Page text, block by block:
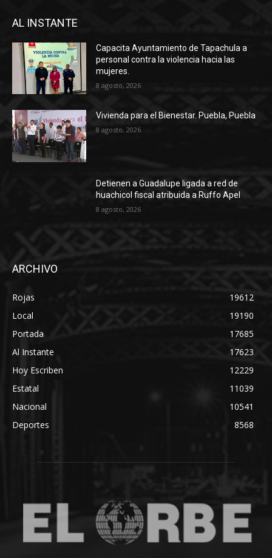
AL INSTANTE
Capacita Ayuntamiento de Tapachula a
personal contra la violencia hacia las
mujeres.
8 agosto, 2026
Vivienda para el Bienestar. Puebla, Puebla
8 agosto, 2026
Detienen a Guadalupe ligada a red de
huachicol fiscal atribuida a Ruffo Apel
8 agosto, 2026
ARCHIVO
Rojas
19612
Local
19190
Portada
17685
Al Instante
17623
Hoy Escriben
12229
Estatal
11039
Nacional
10541
Deportes
8568